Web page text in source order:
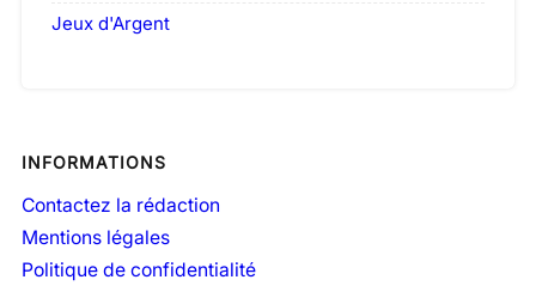
Jeux d'Argent
INFORMATIONS
Contactez la rédaction
Mentions légales
Politique de confidentialité